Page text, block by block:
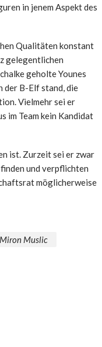
in jenem Aspekt des
Qualitäten konstant
gelegentlichen
geholte Younes
der B-Elf stand, die
Vielmehr sei er
im Team kein Kandidat
ist. Zurzeit sei er zwar
und verpflichten
möglicherweise
Miron Muslic